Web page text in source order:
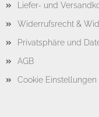
Liefer- und
Widerrufsrecht &
Privatsphäre und
AGB
Cookie Einstellungen